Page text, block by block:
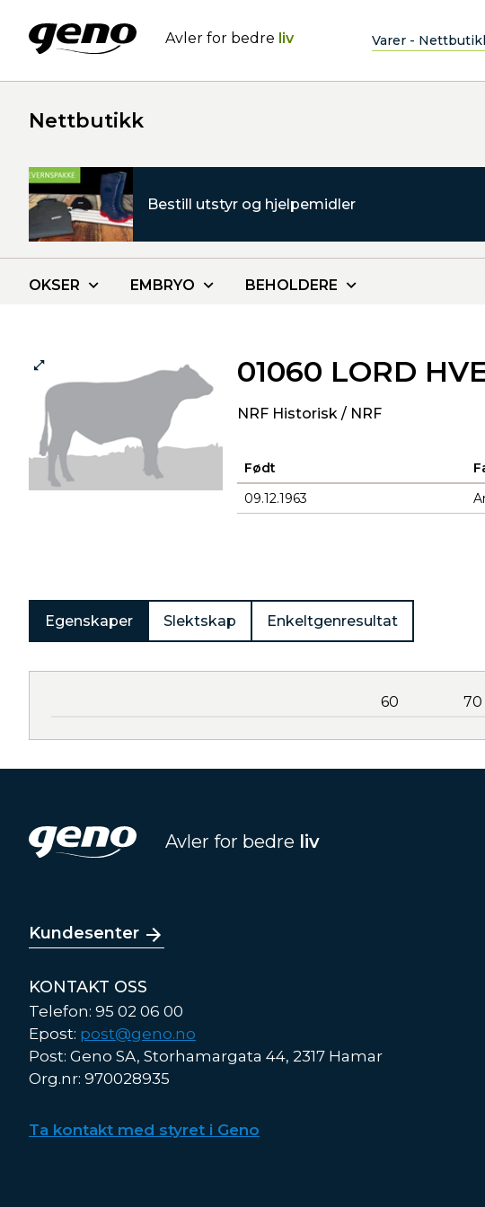
Avler for bedre liv Varer -
Nettbutikk
Bestill utstyr og hjelpemidler
OKSER EMBRYO BEHOLDERE
01060 LORD
NRF Historisk / NRF
Født
09.12.1963
Egenskaper Slektskap Enkeltgenresultat
60 70
Avler for bedre liv
Kundesenter
KONTAKT OSS
Telefon: 95 02 06 00
Epost: post@geno.no
Post: Geno SA, Storhamargata 44, 2317 Hamar
Org.nr: 970028935
Ta kontakt med styret i Geno